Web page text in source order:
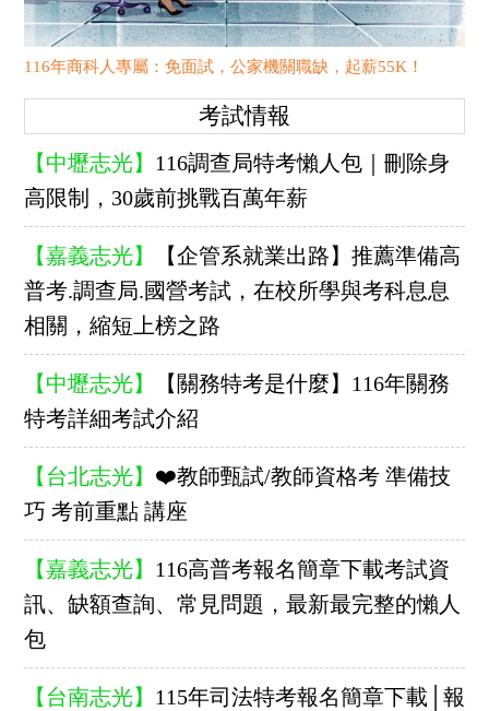
116年商科人專屬：免面試，公家機關職缺，起薪55K！
考試情報
【中壢志光】 116調查局特考懶人包｜刪除身
高限制，30歲前挑戰百萬年薪
【嘉義志光】
【企管系就業出路】推薦準備高
普考.調查局.國營考試，在校所學與考科息息
相關，縮短上榜之路
【中壢志光】
【關務特考是什麼】116年關務
特考詳細考試介紹
【台北志光】 ❤️教師甄試/教師資格考 準備技
巧 考前重點 講座
【嘉義志光】 116高普考報名簡章下載考試資
訊、缺額查詢、常見問題，最新最完整的懶人
包
【台南志光】 115年司法特考報名簡章下載│報